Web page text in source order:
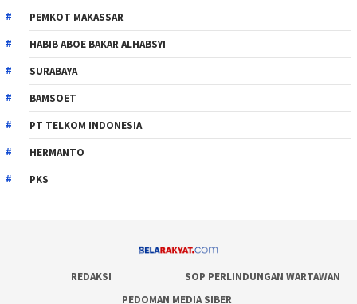
PEMKOT MAKASSAR
HABIB ABOE BAKAR ALHABSYI
SURABAYA
BAMSOET
PT TELKOM INDONESIA
HERMANTO
PKS
REDAKSI
SOP PERLINDUNGAN WARTAWAN
PEDOMAN MEDIA SIBER